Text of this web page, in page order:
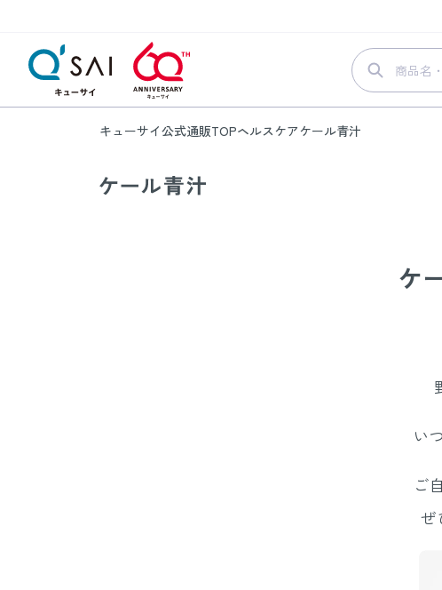
キューサイ公式通販TOPヘルスケアケール青汁
ケ
い
ご
ぜ